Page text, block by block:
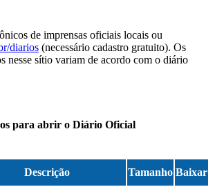
de imprensas oficiais locais ou
diarios (necessário cadastro gratuito). Os
nesse sítio variam de acordo com o diário
para abrir o Diário Oficial
Descrição Tamanho Baixar